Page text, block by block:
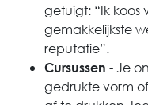
getuigt: “Ik koos
gemakkelijkste
reputatie”.
Cursussen - Je
gedrukte vorm